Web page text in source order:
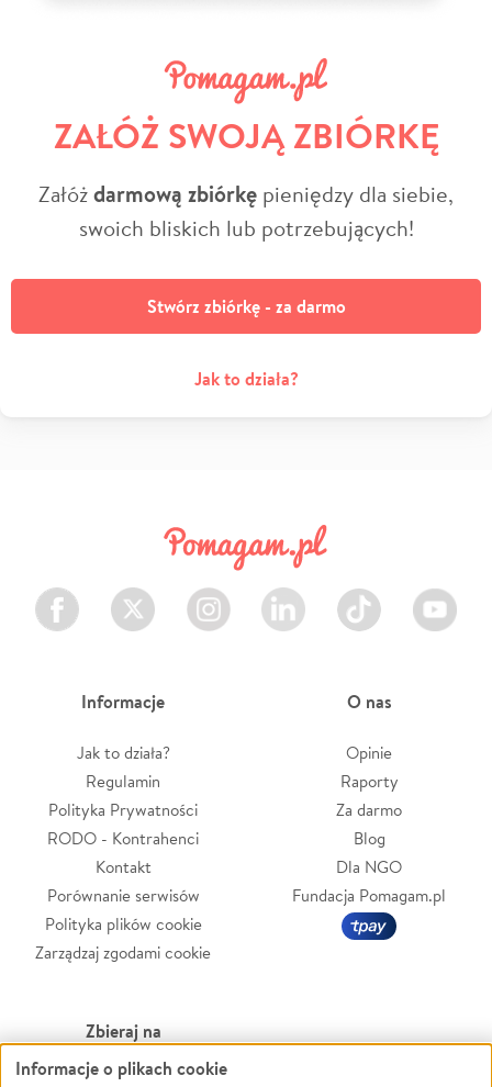
ZAŁÓŻ SWOJĄ ZBIÓRKĘ
Załóżdarmową zbiórkę pieniędzy dla siebie,
swoich bliskich lub potrzebujących!
Stwórz zbiórkę - za darmo
Jak to działa?
Facebook Twitter Instagram LinkedIn TikTok Youtube
Informacje
Jak to działa?
Regulamin
Polityka Prywatności
RODO - Kontrahenci
Kontakt
Porównanie serwisów
Polityka plików cookie
Zarządzaj zgodami cookie
O nas
Opinie
Raporty
Za darmo
Blog
Dla NGO
Fundacja Pomagam.pl
Zbieraj na
Leczenie
Informacje o plikach cookie